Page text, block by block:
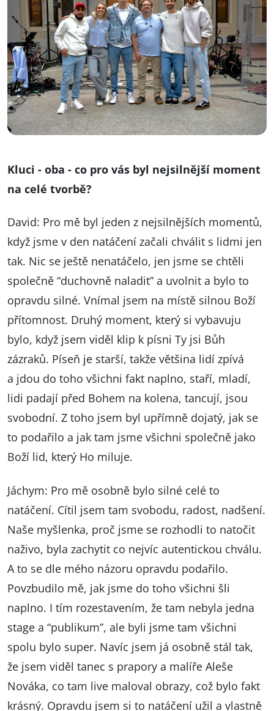
Kluci - oba - co pro vás byl nejsilnější moment
na celé tvorbě?
David: Pro mě byl jeden z nejsilnějších momentů,
když jsme v den natáčení začali chválit s lidmi jen
tak. Nic se ještě nenatáčelo, jen jsme se chtěli
společně “duchovně naladit” a uvolnit a bylo to
opravdu silné. Vnímal jsem na místě silnou Boží
přítomnost. Druhý moment, který si vybavuju
bylo, když jsem viděl klip k písni Ty jsi Bůh
zázraků. Píseň je starší, takže většina lidí zpívá
a jdou do toho všichni fakt naplno, staří, mladí,
lidi padají před Bohem na kolena, tancují, jsou
svobodní. Z toho jsem byl upřímně dojatý, jak se
to podařilo a jak tam jsme všichni společně jako
Boží lid, který Ho miluje.
Jáchym: Pro mě osobně bylo silné celé to
natáčení. Cítil jsem tam svobodu, radost, nadšení.
Naše myšlenka, proč jsme se rozhodli to natočit
naživo, byla zachytit co nejvíc autentickou chválu.
A to se dle mého názoru opravdu podařilo.
Povzbudilo mě, jak jsme do toho všichni šli
naplno. I tím rozestavením, že tam nebyla jedna
stage a “publikum”, ale byli jsme tam všichni
spolu bylo super. Navíc jsem já osobně stál tak,
že jsem viděl tanec s prapory a malíře Aleše
Nováka, co tam live maloval obrazy, což bylo fakt
krásný. Opravdu jsem si to natáčení užil a vlastně